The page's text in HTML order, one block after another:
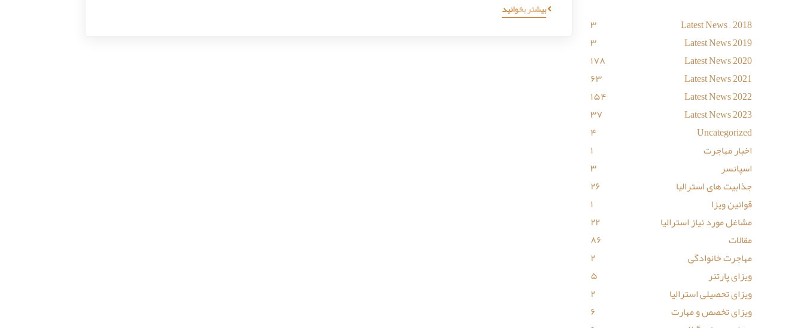
بیشتر بخوانید
Latest News – 2018
۳
Latest News 2019
۳
Latest News 2020
۱۷۸
Latest News 2021
۶۳
Latest News 2022
۱۵۴
Latest News 2023
۳۷
Uncategorized
۴
اخبار مهاجرت
۱
اسپانسر
۳
جذابیت های استرالیا
۲۶
قوانین ویزا
۱
مشاغل مورد نیاز استرالیا
۲۲
مقالات
۸۶
مهاجرت خانوادگی
۲
ویزای پارتنر
۵
ویزای تحصیلی استرالیا
۲
ویزای تخصص و مهارت
۶